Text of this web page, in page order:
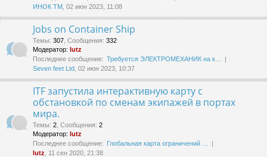
ИНОК ТМ , 02 июн 2023, 11:08
Jobs on Container Ship
Темы: 307 Сообщения: 332
Модератор: lutz
Последнее сообщение: Требуется ЭЛЕКТРОМЕХАНИК на к…
Seven feet Ltd , 02 июн 2023, 10:37
ITF запустила интерактивную карту с
обстановкой по сменам экипажей в портах
мира.
Темы: 2 Сообщения: 2
Модератор: lutz
Последнее сообщение: Глобальная карта ограничений …
lutz , 11 сен 2020, 21:38